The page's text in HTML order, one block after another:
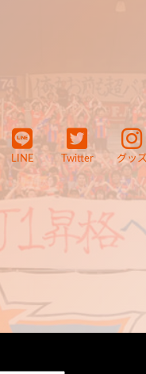
LINE Twitter グッズ